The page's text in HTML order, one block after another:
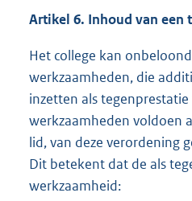
Artikel 6. Inhoud van een
Het college kan
werkzaamheden, die
inzetten als
werkzaamheden voldoen
lid, van deze verordening
Dit betekent dat de als
werkzaamheid: